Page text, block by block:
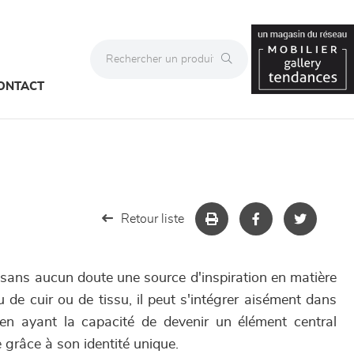
Retour liste
aucun doute une source d'inspiration en matière
de cuir ou de tissu, il peut s'intégrer aisément dans
ayant la capacité de devenir un élément central
à son identité unique.